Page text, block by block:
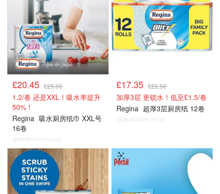
£20.45 £25.00
1.2/卷 还是XXL！吸水率提升
50%！
Regina 吸水厨房纸巾 XXL号
16卷
@dealmoon.co.uk
£17.35 £22.50
加厚3层 更锁水！低至£1.5/卷
Regina 超厚3层厨房纸 12卷
@dealmoon.co.uk